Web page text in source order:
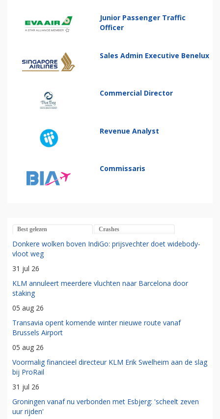
Junior Passenger Traffic
Officer
Sales Admin Executive Benelux
Commercial Director
Revenue Analyst
Commissaris
Best gelezen Crashes
Donkere wolken boven IndiGo: prijsvechter doet widebody-
vloot weg
31 jul 26
KLM annuleert meerdere vluchten naar Barcelona door
staking
05 aug 26
Transavia opent komende winter nieuwe route vanaf
Brussels Airport
05 aug 26
Voormalig financieel directeur KLM Erik Swelheim aan de slag
bij ProRail
31 jul 26
Groningen vanaf nu verbonden met Esbjerg: 'scheelt zeven
uur rijden'